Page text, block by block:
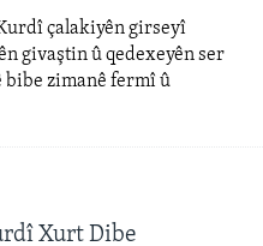
çalakiyên girseyî
givaştin û qedexeyên ser
zimanê fermî û
Xurt Dibe